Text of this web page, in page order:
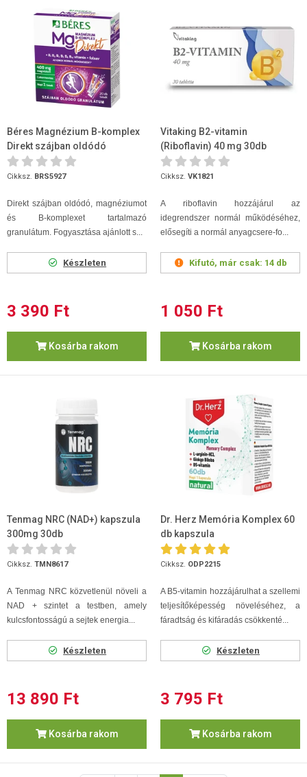
Béres Magnézium B-komplex
Direkt szájban oldódó
granulátum 20 adag
Cikksz. BRS5927
Direkt szájban oldódó, magnéziumot
és B-komplexet tartalmazó
granulátum. Fogyasztása ajánlott s...
Készleten
3 390 Ft
Kosárba rakom
Vitaking B2-vitamin
(Riboflavin) 40 mg 30db
Cikksz. VK1821
A riboflavin hozzájárul az
idegrendszer normál működéséhez,
elősegíti a normál anyagcsere-fo...
Kifutó, már csak: 14 db
1 050 Ft
Kosárba rakom
Tenmag NRC (NAD+) kapszula
300mg 30db
Cikksz. TMN8617
A Tenmag NRC közvetlenül növeli a
NAD + szintet a testben, amely
kulcsfontosságú a sejtek energia...
Készleten
13 890 Ft
Kosárba rakom
Dr. Herz Memória Komplex 60
db kapszula
Cikksz. ODP2215
A B5-vitamin hozzájárulhat a szellemi
teljesítőképesség növeléséhez, a
fáradtság és kifáradás csökkenté...
Készleten
3 795 Ft
Kosárba rakom